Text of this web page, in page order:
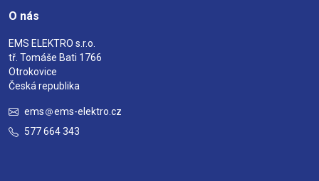
O nás
EMS ELEKTRO s.r.o.
tř. Tomáše Bati 1766
Otrokovice
Česká republika
ems
ems-elektro.cz
577 664 343